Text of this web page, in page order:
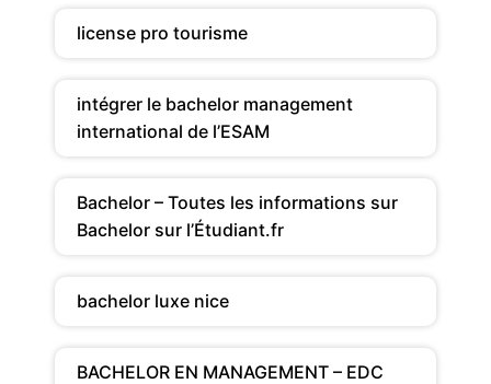
license pro tourisme
intégrer le bachelor management
international de l’ESAM
Bachelor – Toutes les informations sur
Bachelor sur l’Étudiant.fr
bachelor luxe nice
BACHELOR EN MANAGEMENT – EDC